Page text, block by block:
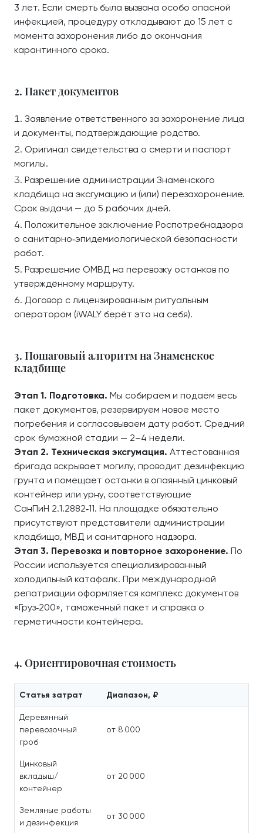
3 лет. Если смерть была вызвана особо опасной
инфекцией, процедуру откладывают до 15 лет с
момента захоронения либо до окончания
карантинного срока.
2. Пакет документов
Заявление ответственного за захоронение лица
и документы, подтверждающие родство.
Оригинал свидетельства о смерти и паспорт
могилы.
Разрешение администрации Знаменского
кладбища на эксгумацию и (или) перезахоронение.
Срок выдачи — до 5 рабочих дней.
Положительное заключение Роспотребнадзора
о санитарно‑эпидемиологической безопасности
работ.
Разрешение ОМВД на перевозку останков по
утверждённому маршруту.
Договор с лицензированным ритуальным
оператором (iWALY берёт это на себя).
3. Пошаговый алгоритм на Знаменское
кладбище
Этап 1. Подготовка. Мы собираем и подаём весь
пакет документов, резервируем новое место
погребения и согласовываем дату работ. Средний
срок бумажной стадии — 2–4 недели.
Этап 2. Техническая эксгумация. Аттестованная
бригада вскрывает могилу, проводит дезинфекцию
грунта и помещает останки в опаянный цинковый
контейнер или урну, соответствующие
СанПиН 2.1.2882‑11. На площадке обязательно
присутствуют представители администрации
кладбища, МВД и санитарного надзора.
Этап 3. Перевозка и повторное захоронение. По
России используется специализированный
холодильный катафалк. При международной
репатриации оформляется комплекс документов
«Груз‑200», таможенный пакет и справка о
герметичности контейнера.
4. Ориентировочная стоимость
Статья затрат Диапазон, ₽
Деревянный
перевозочный
гроб
от 8 000
Цинковый
вкладыш/
контейнер
от 20 000
Земляные работы
и дезинфекция
от 30 000